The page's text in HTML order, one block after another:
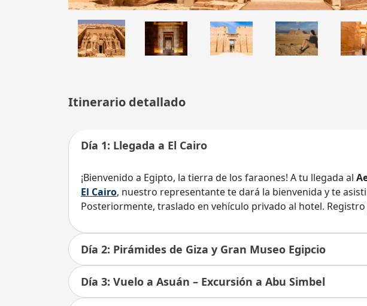
Itinerario detallado
Día 1: Llegada a El Cairo
¡Bienvenido a Egipto, la tierra de los faraones! A tu llegada al
El Cairo, nuestro representante te dará la bienvenida y te
Posteriormente, traslado en vehículo privado al hotel.
Día 2: Pirámides de Giza y Gran Museo Egipcio
Día 3: Vuelo a Asuán – Excursión a Abu Simbel